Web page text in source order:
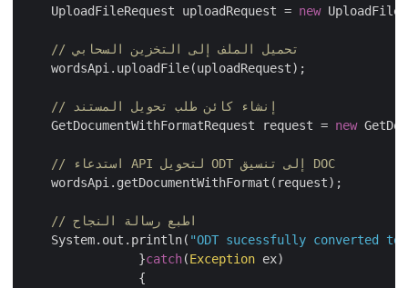
    UploadFileRequest uploadRequest =
new
// تحميل الملف إلى التخزين السحابي
    wordsApi.uploadFile(uploadRequest);
// إنشاء كائن طلب تحويل المستند
    GetDocumentWithFormatRequest request =
new
// استدعاء API لتحويل ODT إلى تنسيق DOC
    wordsApi.getDocumentWithFormat(request);
// اطبع رسالة النجاح
    System.out.println(
"ODT sucessfully converted
		}
catch(Exception ex)
		{